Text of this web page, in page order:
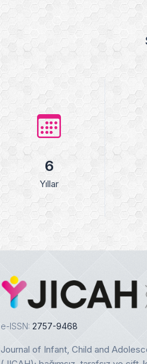
6
Yıllar
e-ISSN: 2757-9468
Journal of Infant, Child and